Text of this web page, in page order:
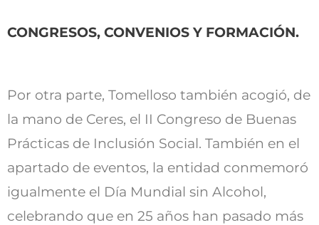
CONGRESOS, CONVENIOS Y FORMACIÓN.
Por otra parte, Tomelloso también acogió, de
la mano de Ceres, el II Congreso de Buenas
Prácticas de Inclusión Social. También en el
apartado de eventos, la entidad conmemoró
igualmente el Día Mundial sin Alcohol,
celebrando que en 25 años han pasado más